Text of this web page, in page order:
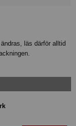
läs därför alltid